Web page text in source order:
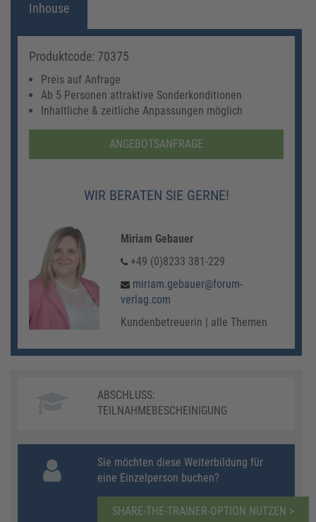
Inhouse
Produktcode: 70375
Preis auf Anfrage
Ab 5 Personen attraktive Sonderkonditionen
Inhaltliche & zeitliche Anpassungen möglich
ANGEBOTSANFRAGE
WIR BERATEN SIE GERNE!
Miriam Gebauer
+49 (0)8233 381-229
miriam.gebauer@forum-
verlag.com
Kundenbetreuerin | alle Themen
ABSCHLUSS:
TEILNAHMEBESCHEINIGUNG
Sie möchten diese Weiterbildung für
eine Einzelperson buchen?
SHARE-THE-TRAINER-OPTION NUTZEN >